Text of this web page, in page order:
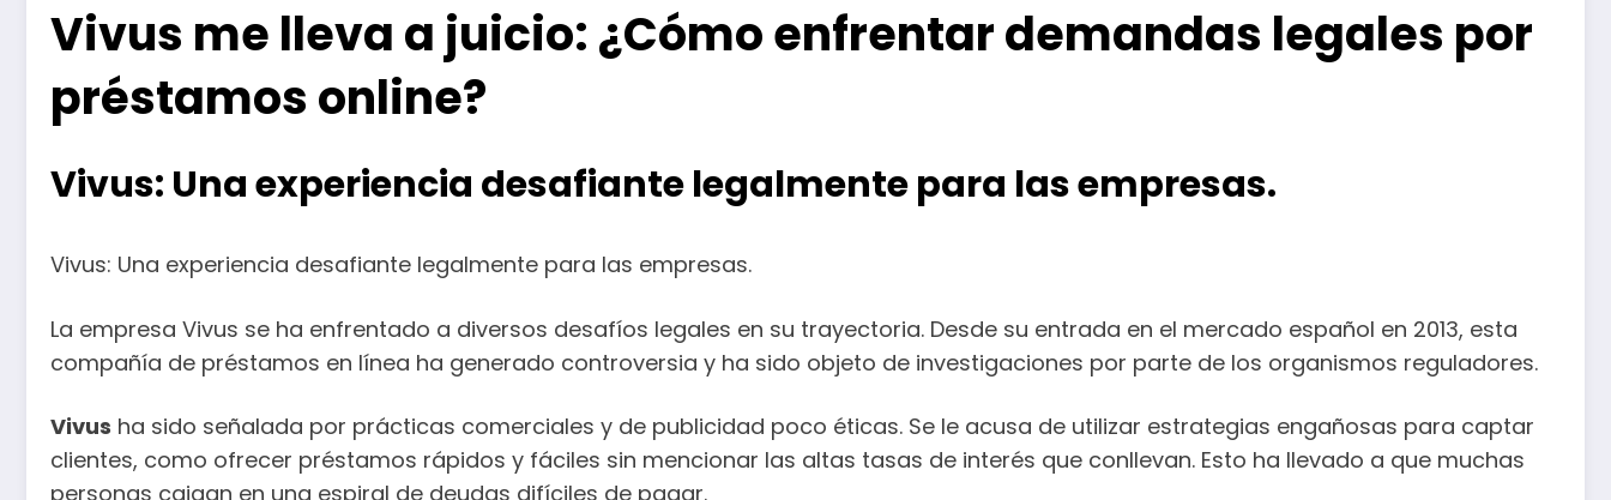
Vivus me lleva a juicio: ¿Cómo enfrentar demandas legales por
préstamos online?
Vivus: Una experiencia desafiante legalmente para las empresas.
Vivus: Una experiencia desafiante legalmente para las empresas.
La empresa Vivus se ha enfrentado a diversos desafíos legales en su trayectoria. Desde su entrada en el mercado español en 2013, esta
compañía de préstamos en línea ha generado controversia y ha sido objeto de investigaciones por parte de los organismos reguladores.
Vivus ha sido señalada por prácticas comerciales y de publicidad poco éticas. Se le acusa de utilizar estrategias engañosas para captar
clientes, como ofrecer préstamos rápidos y fáciles sin mencionar las altas tasas de interés que conllevan. Esto ha llevado a que muchas
personas caigan en una espiral de deudas difíciles de pagar.